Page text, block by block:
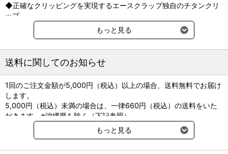
◆正確なクリッピングを実現するエースクラップ独自のチタンクリ
ップ。
◆コスト削減・医療廃棄物の削減に。
●製造販売元：ビー・ブラウンエースクラップ
●納期：メーカー国内在庫がない場合は取寄せに1か月以上かかりま
す。
※医療機器許認可番号は製品付属の添付文書を参照下さい。
※再使用・再滅菌不可
※他社のアプライヤーには適合していません。本品専用の適合サイ
ズのアプライヤーをご使用下さい。
チタンクリップカートリッジはこちらから
もっと見る
送料に関してのお知らせ
1回のご注文金額が5,000円（税込）以上の場合、送料無料でお届け
します。
5,000円（税込）未満の場合は、一律660円（税込）の送料をいた
だきます。※沖縄県を除く（下記参照）
※2017年11月14日（火）より沖縄県へのお届けにつきましては、1
回のご注文金額（税込）が、30,000円以上で配送無料となります。
もっと見る